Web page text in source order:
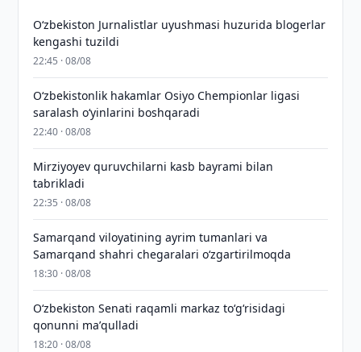
O‘zbekiston Jurnalistlar uyushmasi huzurida blogerlar
kengashi tuzildi
22:45 · 08/08
O‘zbekistonlik hakamlar Osiyo Chempionlar ligasi
saralash o‘yinlarini boshqaradi
22:40 · 08/08
Mirziyoyev quruvchilarni kasb bayrami bilan
tabrikladi
22:35 · 08/08
Samarqand viloyatining ayrim tumanlari va
Samarqand shahri chegaralari oʻzgartirilmoqda
18:30 · 08/08
Oʻzbekiston Senati raqamli markaz toʻgʻrisidagi
qonunni maʼqulladi
18:20 · 08/08